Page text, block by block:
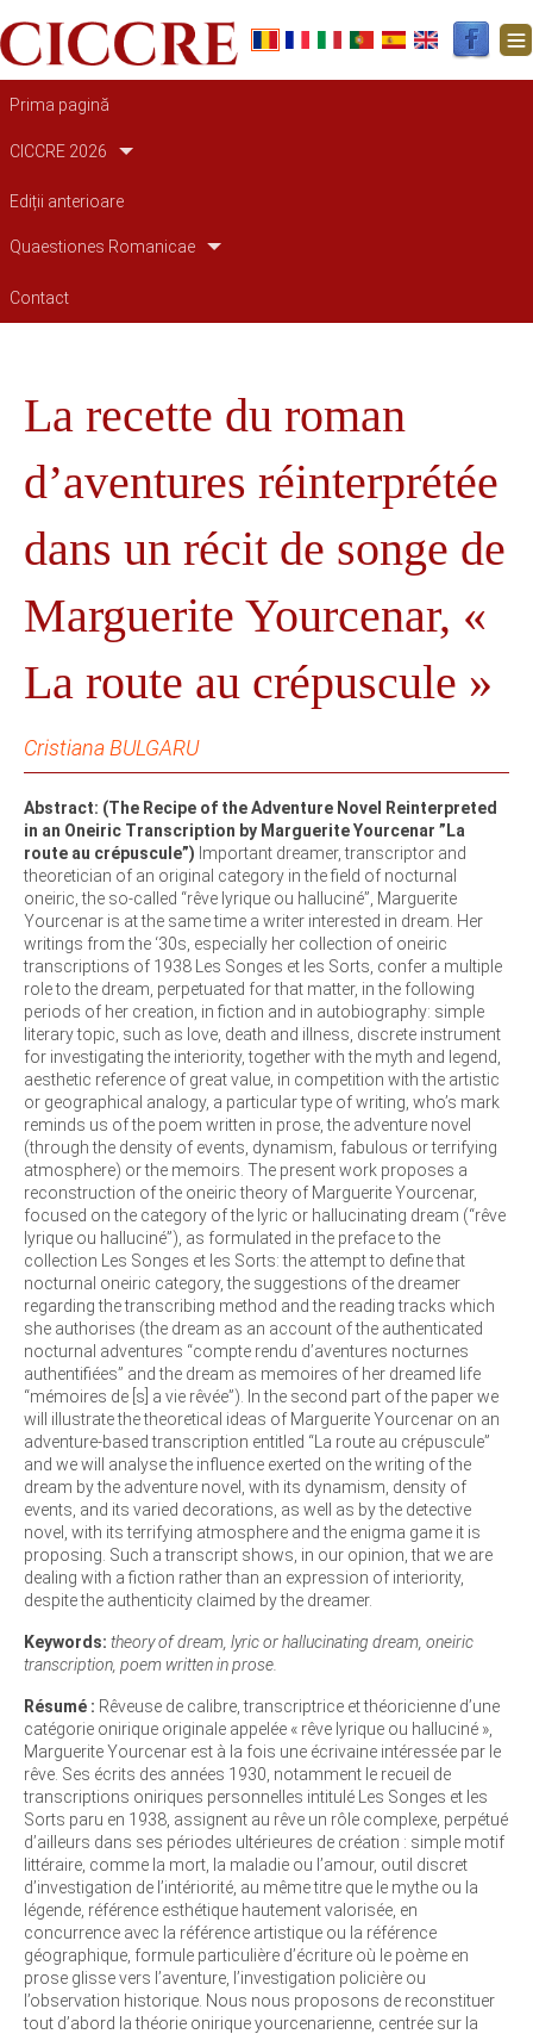
Main navigation
Prima pagină
CICCRE 2026
Ediții anterioare
Quaestiones Romanicae
Contact
La recette du roman
d’aventures réinterprétée
dans un récit de songe de
Marguerite Yourcenar, «
La route au crépuscule »
Cristiana BULGARU
Abstract: (The Recipe of the Adventure Novel Reinterpreted
in an Oneiric Transcription by Marguerite Yourcenar ”La
route au crépuscule”) Important dreamer, transcriptor and
theoretician of an original category in the field of nocturnal
oneiric, the so-called “rêve lyrique ou halluciné”, Marguerite
Yourcenar is at the same time a writer interested in dream. Her
writings from the ‘30s, especially her collection of oneiric
transcriptions of 1938 Les Songes et les Sorts, confer a multiple
role to the dream, perpetuated for that matter, in the following
periods of her creation, in fiction and in autobiography: simple
literary topic, such as love, death and illness, discrete instrument
for investigating the interiority, together with the myth and legend,
aesthetic reference of great value, in competition with the artistic
or geographical analogy, a particular type of writing, who’s mark
reminds us of the poem written in prose, the adventure novel
(through the density of events, dynamism, fabulous or terrifying
atmosphere) or the memoirs. The present work proposes a
reconstruction of the oneiric theory of Marguerite Yourcenar,
focused on the category of the lyric or hallucinating dream (“rêve
lyrique ou halluciné”), as formulated in the preface to the
collection Les Songes et les Sorts: the attempt to define that
nocturnal oneiric category, the suggestions of the dreamer
regarding the transcribing method and the reading tracks which
she authorises (the dream as an account of the authenticated
nocturnal adventures “compte rendu d’aventures nocturnes
authentifiées” and the dream as memoires of her dreamed life
“mémoires de [s] a vie rêvée”). In the second part of the paper we
will illustrate the theoretical ideas of Marguerite Yourcenar on an
adventure-based transcription entitled “La route au crépuscule”
and we will analyse the influence exerted on the writing of the
dream by the adventure novel, with its dynamism, density of
events, and its varied decorations, as well as by the detective
novel, with its terrifying atmosphere and the enigma game it is
proposing. Such a transcript shows, in our opinion, that we are
dealing with a fiction rather than an expression of interiority,
despite the authenticity claimed by the dreamer.
Keywords: theory of dream, lyric or hallucinating dream, oneiric
transcription, poem written in prose.
Résumé : Rêveuse de calibre, transcriptrice et théoricienne d’une
catégorie onirique originale appelée « rêve lyrique ou halluciné »,
Marguerite Yourcenar est à la fois une écrivaine intéressée par le
rêve. Ses écrits des années 1930, notamment le recueil de
transcriptions oniriques personnelles intitulé Les Songes et les
Sorts paru en 1938, assignent au rêve un rôle complexe, perpétué
d’ailleurs dans ses périodes ultérieures de création : simple motif
littéraire, comme la mort, la maladie ou l’amour, outil discret
d’investigation de l’intériorité, au même titre que le mythe ou la
légende, référence esthétique hautement valorisée, en
concurrence avec la référence artistique ou la référence
géographique, formule particulière d’écriture où le poème en
prose glisse vers l’aventure, l’investigation policière ou
l’observation historique. Nous nous proposons de reconstituer
tout d’abord la théorie onirique yourcenarienne, centrée sur la